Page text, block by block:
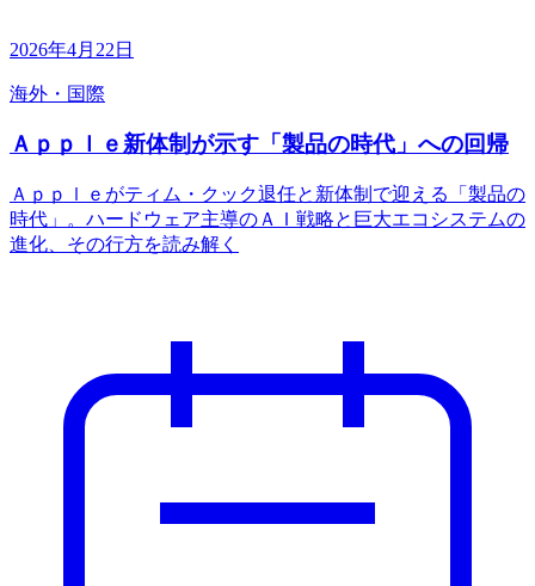
2026年4月22日
海外・国際
Ａｐｐｌｅ新体制が示す「製品の時代」への回帰
Ａｐｐｌｅがティム・クック退任と新体制で迎える「製品の
時代」。ハードウェア主導のＡＩ戦略と巨大エコシステムの
進化、その行方を読み解く